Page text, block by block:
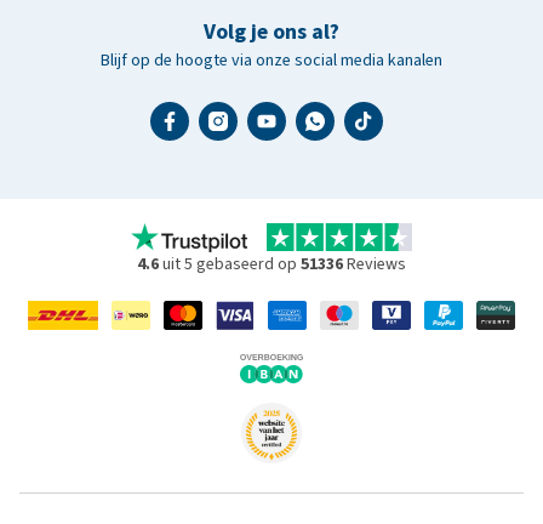
Volg je ons al?
Blijf op de hoogte via onze social media kanalen
4.6uit 5 gebaseerd op 51336Reviews